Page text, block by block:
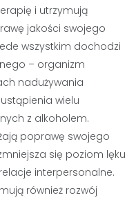
i utrzymują
jakości swojego
wszystkim dochodzi
– organizm
nadużywania
wielu
z alkoholem.
poprawę swojego
się poziom lęku
interpersonalne.
również rozwój